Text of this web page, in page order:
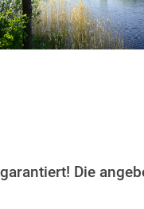
garantiert! Die